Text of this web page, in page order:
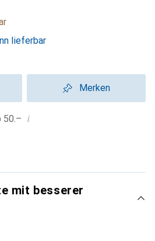
lieferbar
Merken
50.– i
mit besserer